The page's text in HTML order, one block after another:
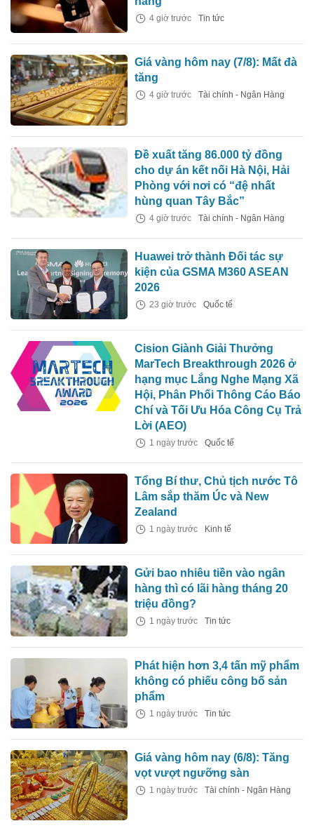
4 giờ trước Tin tức
Giá vàng hôm nay (7/8): Mất đà
tăng
4 giờ trước Tài chính - Ngân Hàng
Đề xuất tăng 86.000 tỷ đồng
cho dự án kết nối Hà Nội, Hải
Phòng với nơi có “đệ nhất
hùng quan Tây Bắc”
4 giờ trước Tài chính - Ngân Hàng
Huawei trở thành Đối tác sự
kiện của GSMA M360 ASEAN
2026
23 giờ trước Quốc tế
Cision Giành Giải Thưởng
MarTech Breakthrough 2026 ở
hạng mục Lắng Nghe Mạng Xã
Hội, Phân Phối Thông Cáo Báo
Chí và Tối Ưu Hóa Công Cụ Trả
Lời (AEO)
1 ngày trước Quốc tế
Tổng Bí thư, Chủ tịch nước Tô
Lâm sắp thăm Úc và New
Zealand
1 ngày trước Kinh tế
Gửi bao nhiêu tiền vào ngân
hàng thì có lãi hàng tháng 20
triệu đồng?
1 ngày trước Tin tức
Phát hiện hơn 3,4 tấn mỹ phẩm
không có phiếu công bố sản
phẩm
1 ngày trước Tin tức
Giá vàng hôm nay (6/8): Tăng
vọt vượt ngưỡng sàn
1 ngày trước Tài chính - Ngân Hàng